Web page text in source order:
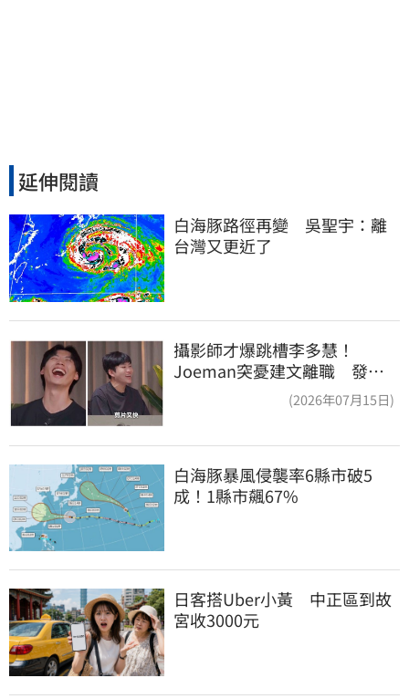
延伸閱讀
白海豚路徑再變　吳聖宇：離
台灣又更近了
攝影師才爆跳槽李多慧！
Joeman突憂建文離職 發聲
「其實我很清楚」(2026年07月15日)
白海豚暴風侵襲率6縣市破5
成！1縣市飆67%
日客搭Uber小黃　中正區到故
宮收3000元